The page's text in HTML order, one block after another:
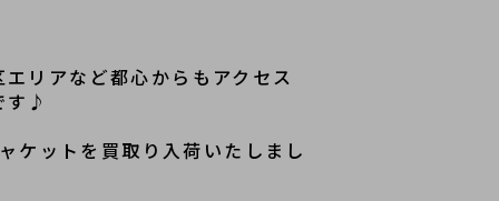
リアなど都心からもアクセス
す♪
ケットを買取り入荷いたしまし